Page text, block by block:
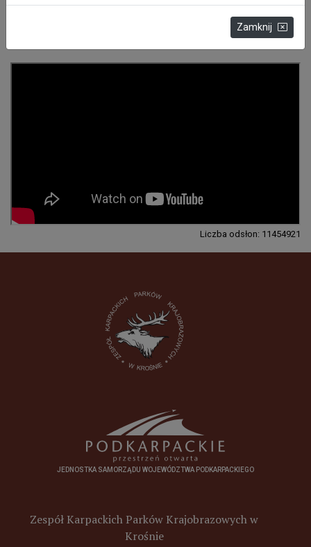
Liczba odsłon: 11454921
JEDNOSTKA SAMORZĄDU WOJEWÓDZTWA PODKARPACKIEGO
Zespół Karpackich Parków Krajobrazowych w
Krośnie
Zamknij